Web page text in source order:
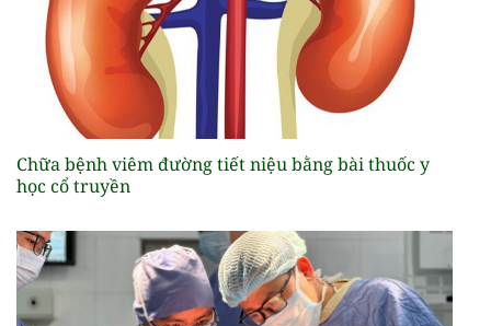
Chữa bệnh viêm đường tiết niệu bằng bài thuốc y
học cổ truyền